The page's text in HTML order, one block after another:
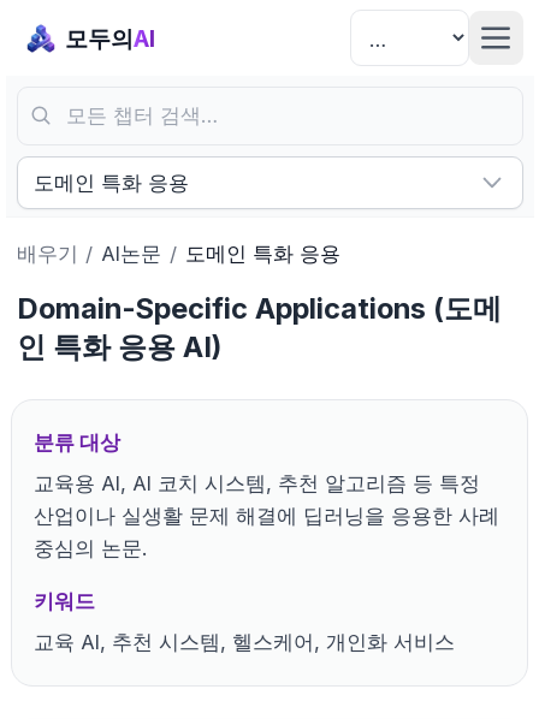
모두의AI
모든 챕터 검색…
도메인 특화 응용
배우기 / AI논문 / 도메인 특화 응용
Domain-Specific Applications (도메
인 특화 응용 AI)
분류 대상
교육용 AI, AI 코치 시스템, 추천 알고리즘 등 특정
산업이나 실생활 문제 해결에 딥러닝을 응용한 사례
중심의 논문.
키워드
교육 AI, 추천 시스템, 헬스케어, 개인화 서비스